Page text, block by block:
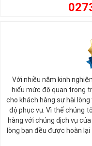
0
Với nhiều năm kinh
hiểu mức độ quan trọng
cho khách hàng sự hài
độ phục vụ. Vì thế chúng
hàng với chúng dịch vụ
lòng bạn đều được hoàn